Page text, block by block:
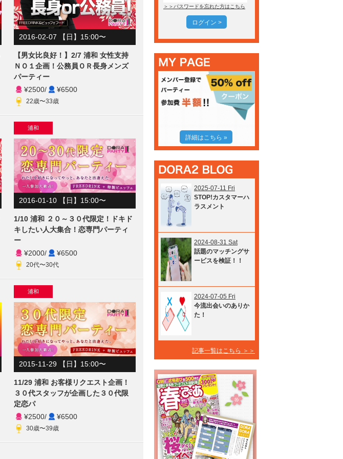
2016-02-07 【日】15:00〜
【男女比良好！】2/7 浦和 女性支持
ＮＯ１企画！公務員ＯＲ長身メンズ
パーティー
¥2500/ ¥6500
22歳〜33歳
浦和
2016-01-10 【日】15:00〜
1/10 浦和 ２０～３０代限定！ドキド
キしたい人大集合！恋専門パーティ
ー
¥2000/ ¥6500
20代〜30代
浦和
2015-11-29 【日】15:00〜
11/29 浦和 お客様リクエスト企画！
３０代スタッフが企画した３０代限
定恋パ
¥2500/ ¥6500
30歳〜39歳
＞＞パスワードを忘れた方はこちら
ログイン >
詳細はこちら »
2025-07-11 Fri
STOP!カスタマーハ
ラスメント
2024-08-31 Sat
話題のマッチングサ
ービスを検証！！
2024-07-05 Fri
今流出会いのありか
た！
記事一覧はこちら ＞＞